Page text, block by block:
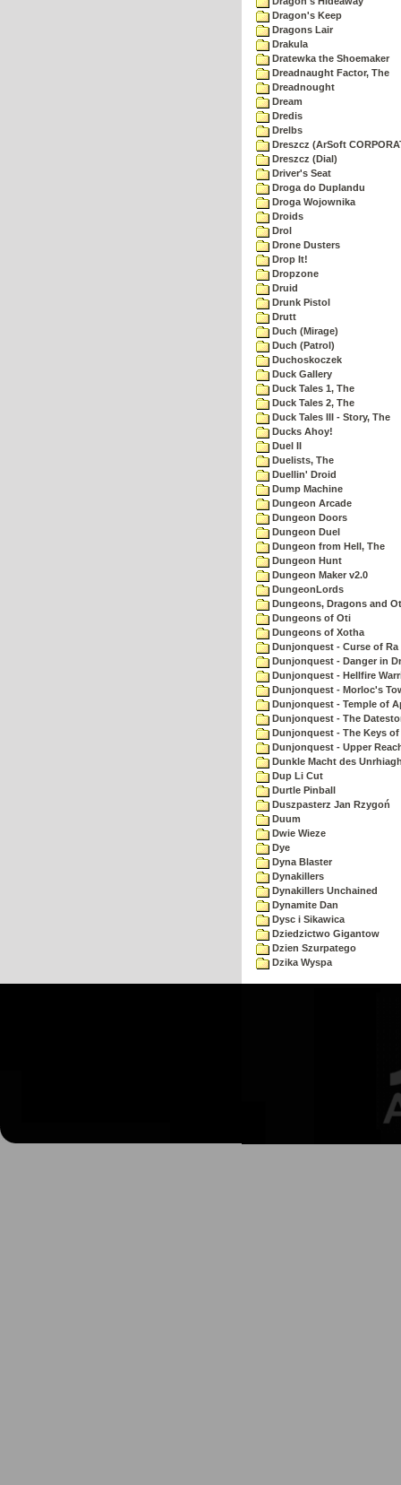
Dragon's Keep
Dragons Lair
Drakula
Dratewka the Shoemaker
Dreadnaught Factor, The
Dreadnought
Dream
Dredis
Drelbs
Dreszcz (ArSoft
Dreszcz (Dial)
Driver's Seat
Droga do Duplandu
Droga Wojownika
Droids
Drol
Drone Dusters
Drop It!
Dropzone
Druid
Drunk Pistol
Drutt
Duch (Mirage)
Duch (Patrol)
Duchoskoczek
Duck Gallery
Duck Tales 1, The
Duck Tales 2, The
Duck Tales III - Story, The
Ducks Ahoy!
Duel II
Duelists, The
Duellin' Droid
Dump Machine
Dungeon Arcade
Dungeon Doors
Dungeon Duel
Dungeon from Hell, The
Dungeon Hunt
Dungeon Maker v2.0
DungeonLords
Dungeons, Dragons and
Dungeons of Oti
Dungeons of Xotha
Dunjonquest - Curse of Ra
Dunjonquest - Danger in
Dunjonquest - Hellfire
Dunjonquest - Morloc's
Dunjonquest - Temple of
Dunjonquest - The
Dunjonquest - The Keys
Dunjonquest - Upper
Dunkle Macht des
Dup Li Cut
Durtle Pinball
Duszpasterz Jan Rzygoń
Duum
Dwie Wieze
Dye
Dyna Blaster
Dynakillers
Dynakillers Unchained
Dynamite Dan
Dysc i Sikawica
Dziedzictwo Gigantow
Dzien Szurpatego
Dzika Wyspa